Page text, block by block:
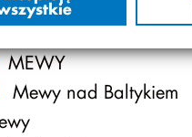
MEWY
Mewy nad Baltykiem